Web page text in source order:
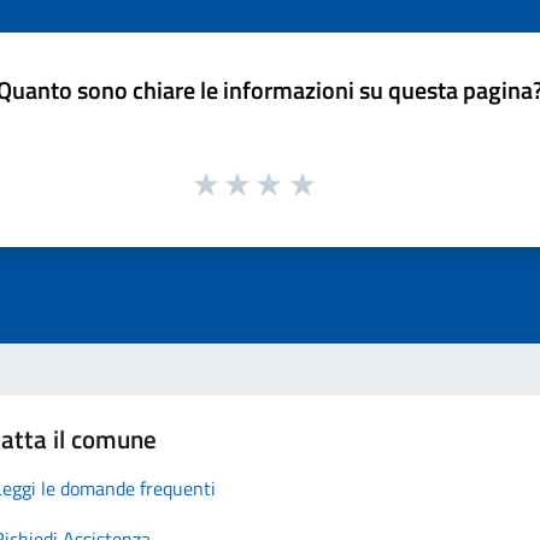
sono chiare le informazioni su questa
il comune
le domande frequenti